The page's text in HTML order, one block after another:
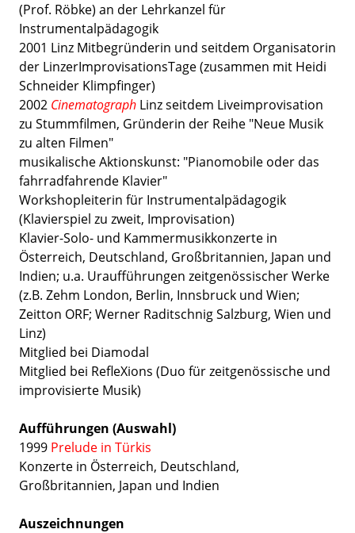
(Prof. Röbke) an der Lehrkanzel für
Instrumentalpädagogik
2001 Linz Mitbegründerin und seitdem Organisatorin
der LinzerImprovisationsTage (zusammen mit Heidi
Schneider Klimpfinger)
2002 Cinematograph Linz seitdem Liveimprovisation
zu Stummfilmen, Gründerin der Reihe "Neue Musik
zu alten Filmen"
musikalische Aktionskunst: "Pianomobile oder das
fahrradfahrende Klavier"
Workshopleiterin für Instrumentalpädagogik
(Klavierspiel zu zweit, Improvisation)
Klavier-Solo- und Kammermusikkonzerte in
Österreich, Deutschland, Großbritannien, Japan und
Indien; u.a. Uraufführungen zeitgenössischer Werke
(z.B. Zehm London, Berlin, Innsbruck und Wien;
Zeitton ORF; Werner Raditschnig Salzburg, Wien und
Linz)
Mitglied bei Diamodal
Mitglied bei RefleXions (Duo für zeitgenössische und
improvisierte Musik)
Aufführungen (Auswahl)
1999 Prelude in Türkis
Konzerte in Österreich, Deutschland,
Großbritannien, Japan und Indien
Auszeichnungen